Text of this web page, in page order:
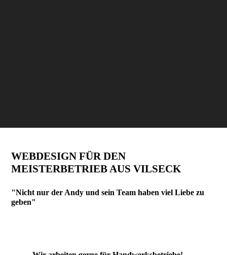
WEBDESIGN FÜR DEN
MEISTERBETRIEB AUS VILSECK
"Nicht nur der Andy und sein Team haben viel Liebe zu
geben"